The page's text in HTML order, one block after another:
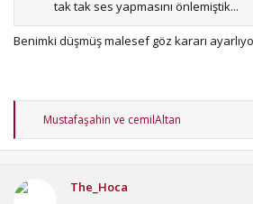
tak tak ses yapmasını önlemiştik...
Benimki düşmüş malesef göz kararı
T
p
Mustafaşahin ve cemilAltan
The_Hoca